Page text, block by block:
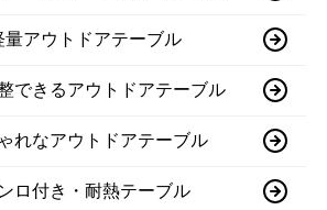
量アウトドアテーブル
できるアウトドアテーブル
れなアウトドアテーブル
ロ付き・耐熱テーブル